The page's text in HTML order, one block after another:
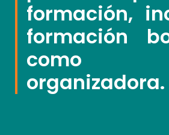
formación,
formación
como
organizadora.